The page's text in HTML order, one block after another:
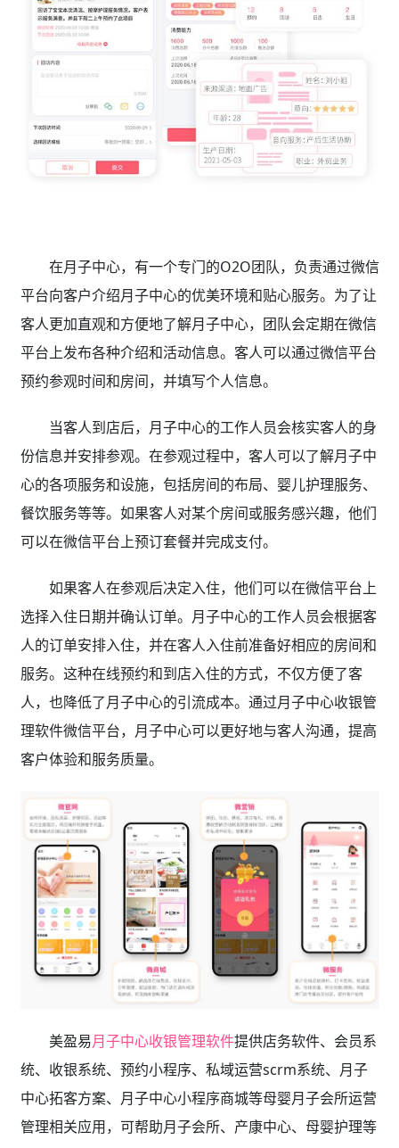
在月子中心，有一个专门的O2O团队，负责通过微信
平台向客户介绍月子中心的优美环境和贴心服务。为了让
客人更加直观和方便地了解月子中心，团队会定期在微信
平台上发布各种介绍和活动信息。客人可以通过微信平台
预约参观时间和房间，并填写个人信息。
当客人到店后，月子中心的工作人员会核实客人的身
份信息并安排参观。在参观过程中，客人可以了解月子中
心的各项服务和设施，包括房间的布局、婴儿护理服务、
餐饮服务等等。如果客人对某个房间或服务感兴趣，他们
可以在微信平台上预订套餐并完成支付。
如果客人在参观后决定入住，他们可以在微信平台上
选择入住日期并确认订单。月子中心的工作人员会根据客
人的订单安排入住，并在客人入住前准备好相应的房间和
服务。这种在线预约和到店入住的方式，不仅方便了客
人，也降低了月子中心的引流成本。通过月子中心收银管
理软件微信平台，月子中心可以更好地与客人沟通，提高
客户体验和服务质量。
美盈易月子中心收银管理软件提供店务软件、会员系
统、收银系统、预约小程序、私域运营scrm系统、月子
中心拓客方案、月子中心小程序商城等母婴月子会所运营
管理相关应用，可帮助月子会所、产康中心、母婴护理等